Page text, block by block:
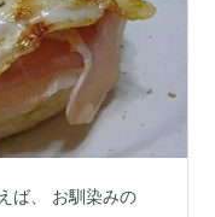
ば、 お馴染みの